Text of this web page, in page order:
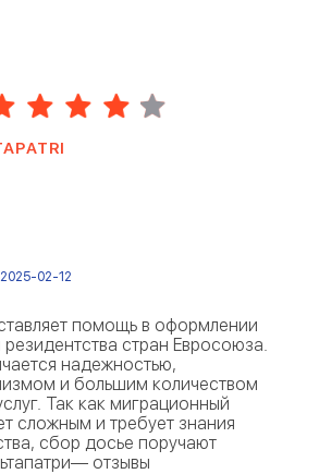
2025-02-12
помощь в оформлении
стран Евросоюза.
надежностью,
и большим количеством
Так как миграционный
сложным и требует знания
сбор досье поручают
отзывы